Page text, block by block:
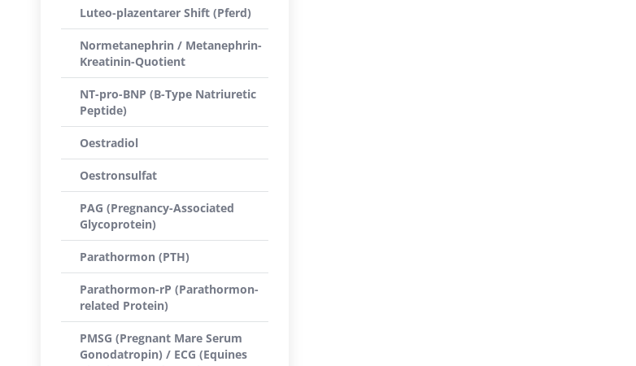
Luteo-plazentarer Shift (Pferd)
Normetanephrin / Metanephrin-
Kreatinin-Quotient
NT-pro-BNP (B-Type Natriuretic
Peptide)
Oestradiol
Oestronsulfat
PAG (Pregnancy-Associated
Glycoprotein)
Parathormon (PTH)
Parathormon-rP (Parathormon-
related Protein)
PMSG (Pregnant Mare Serum
Gonodatropin) / ECG (Equines